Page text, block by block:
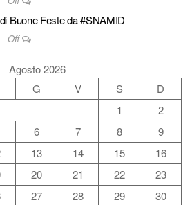
di Buone Feste da #SNAMID
Off
Agosto 2026
G V S
D
1
2
6 7 8
9
13 14 15
16
20 21 22
23
27 28 29
30